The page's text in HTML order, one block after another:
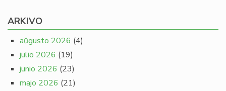
ARKIVO
aŭgusto 2026 (4)
julio 2026 (19)
junio 2026 (23)
majo 2026 (21)